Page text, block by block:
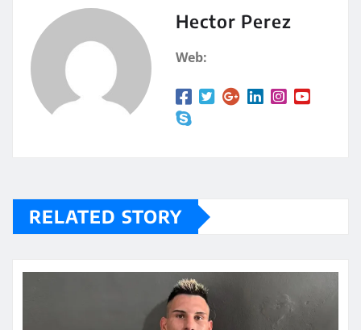
A
p
rt
Hector Perez
Web:
RELATED STORY